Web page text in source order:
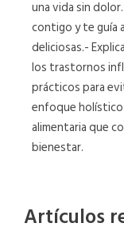
una vida sin
contigo y te guía
deliciosas.-
los trastornos
prácticos para
enfoque holístico
alimentaria que
bienestar.
Artículos